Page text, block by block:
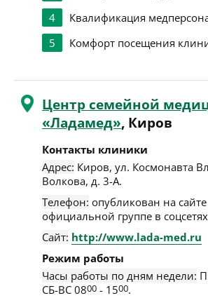
4
Квалификация
5
Комфорт посещения
Центр семейной
«Ладамед», Киров
Контакты клиники
Адрес: Киров, ул. Космонавта
Волкова, д. 3-А.
Телефон: опубликован на
официальной группе в
Сайт: http://www.lada-med.ru
Режим работы
Часы работы по дням недели:
СБ-ВС 0800 - 1500.